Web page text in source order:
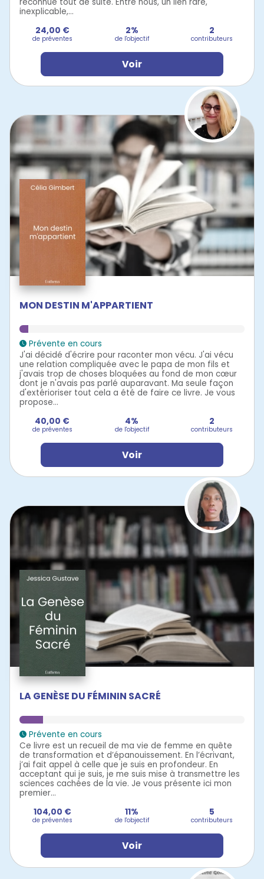
inexplicable,...
24,00 €
de préventes
2%
de l'objectif
2
contributeurs
Voir
MON DESTIN M'APPARTIENT
Prévente en cours
J'ai décidé d'écrire pour raconter mon vécu. J'ai vécu
une relation compliquée avec le papa de mon fils et
j'avais trop de choses bloquées au fond de mon cœur
dont je n'avais pas parlé auparavant. Ma seule façon
d'extérioriser tout cela a été de faire ce livre. Je vous
propose...
40,00 €
de préventes
4%
de l'objectif
2
contributeurs
Voir
LA GENÈSE DU FÉMININ SACRÉ
Prévente en cours
Ce livre est un recueil de ma vie de femme en quête
de transformation et d’épanouissement. En l’écrivant,
j’ai fait appel à celle que je suis en profondeur. En
acceptant qui je suis, je me suis mise à transmettre les
sciences cachées de la vie. Je vous présente ici mon
premier...
104,00 €
de préventes
11%
de l'objectif
5
contributeurs
Voir